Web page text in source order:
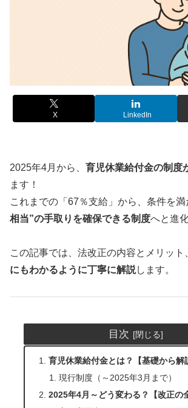
X LinkedIn
2025年4月から、 育児休業給付金の制度
ます！
これまでの「67％支給」から、条件を満
相当”の手取りを確保できる制度へと進化
この記事では、法改正の内容とメリット
にもわかるように丁寧に解説します。
目次
育児休業給付金とは？【基礎から解
現行制度（～2025年3月まで）
2025年4月～どう変わる？【改正の